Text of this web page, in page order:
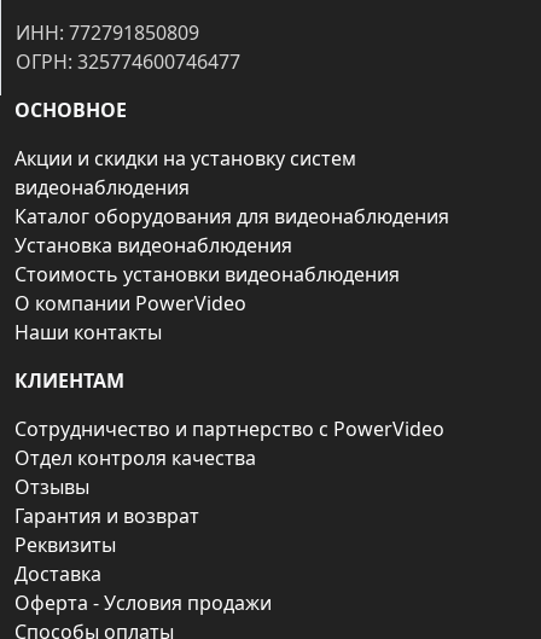
ИНН: 772791850809
ОГРН: 325774600746477
ОСНОВНОЕ
Акции и скидки на установку систем
видеонаблюдения
Каталог оборудования для видеонаблюдения
Установка видеонаблюдения
Стоимость установки видеонаблюдения
О компании PowerVideo
Наши контакты
КЛИЕНТАМ
Сотрудничество и партнерство с PowerVideo
Отдел контроля качества
Отзывы
Гарантия и возврат
Реквизиты
Доставка
Оферта - Условия продажи
Способы оплаты